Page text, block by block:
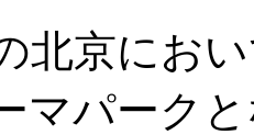
北京にお
マパーク